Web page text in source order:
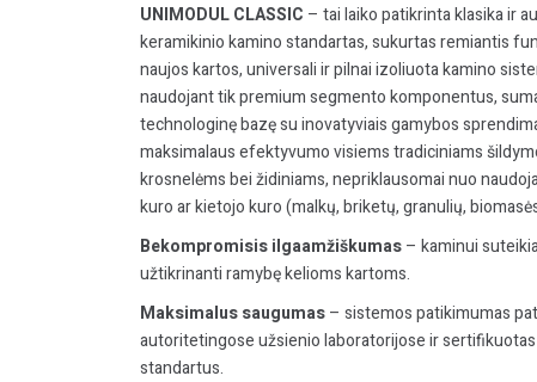
UNIMODUL CLASSIC – tai laiko patikrinta klasika ir
keramikinio kamino standartas, sukurtas remiantis
naujos kartos, universali ir pilnai izoliuota kamino
naudojant tikpremiumsegmento komponentus,
technologinę bazę su inovatyviais gamybos
maksimalaus efektyvumo visiems tradiciniams
krosnelėms bei židiniams, nepriklausomai nuo
kuro ar kietojo kuro (malkų, briketų, granulių,
Bekompromisis ilgaamžiškumas– kaminui
užtikrinanti ramybę kelioms kartoms.
Maksimalus saugumas– sistemos patikimumas
autoritetingose užsienio laboratorijose ir sertifikuotas
standartus.